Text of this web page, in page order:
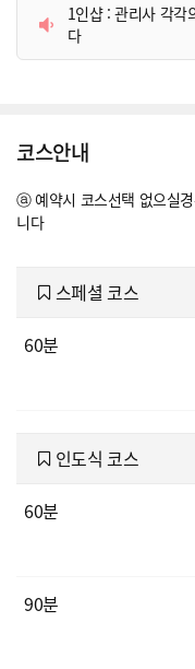
1인샵 : 관리사 각각
다
코스안내
ⓐ 예약시 코스선택 없으실
니다
스페셜 코스
60분
인도식 코스
60분
90분